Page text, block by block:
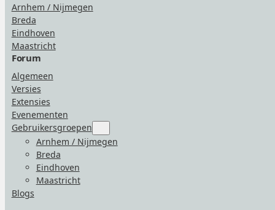
Arnhem / Nijmegen
Breda
Eindhoven
Maastricht
Forum
Algemeen
Versies
Extensies
Evenementen
Gebruikersgroepen
for
“Gebruikersgroepen”
Arnhem / Nijmegen
Breda
Eindhoven
Maastricht
Blogs